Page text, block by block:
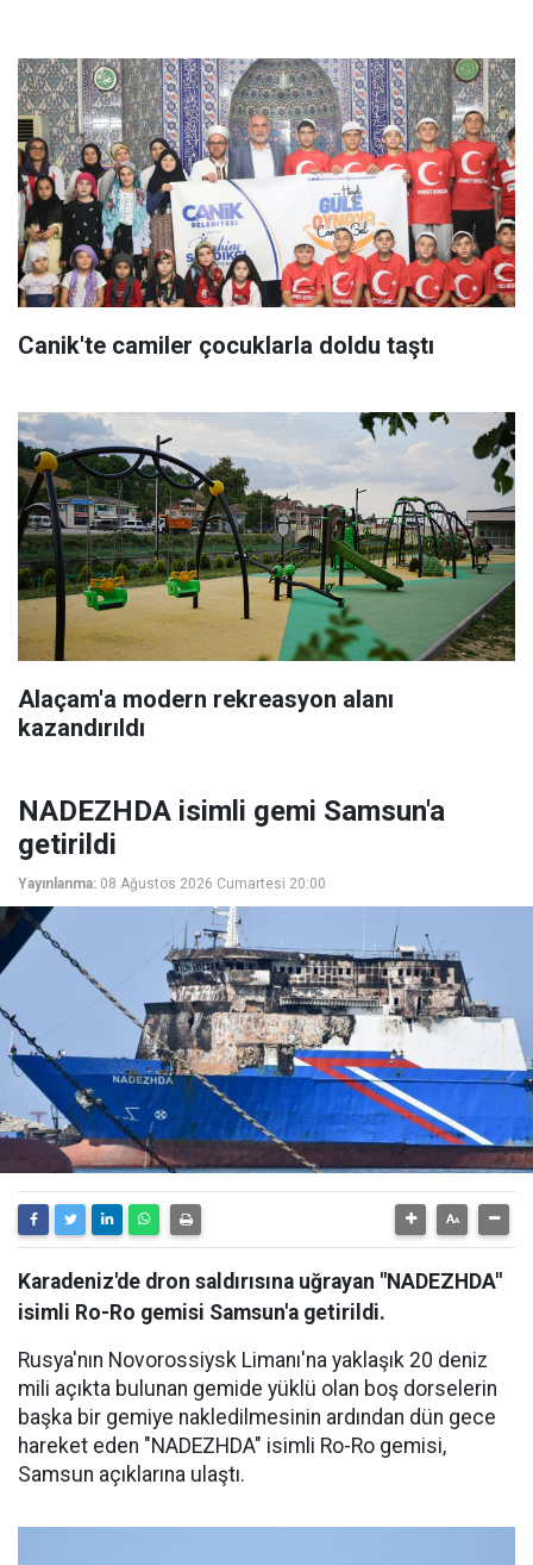
Canik'te camiler çocuklarla doldu taştı
Alaçam'a modern rekreasyon alanı
kazandırıldı
NADEZHDA isimli gemi Samsun'a
getirildi
Yayınlanma: 08 Ağustos 2026 Cumartesi 20:00
Karadeniz'de dron saldırısına uğrayan "NADEZHDA"
isimli Ro-Ro gemisi Samsun'a getirildi.
Rusya'nın Novorossiysk Limanı'na yaklaşık 20 deniz
mili açıkta bulunan gemide yüklü olan boş dorselerin
başka bir gemiye nakledilmesinin ardından dün gece
hareket eden "NADEZHDA" isimli Ro-Ro gemisi,
Samsun açıklarına ulaştı.